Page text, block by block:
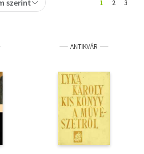
szerint 1 2 3
ANTIKVÁR